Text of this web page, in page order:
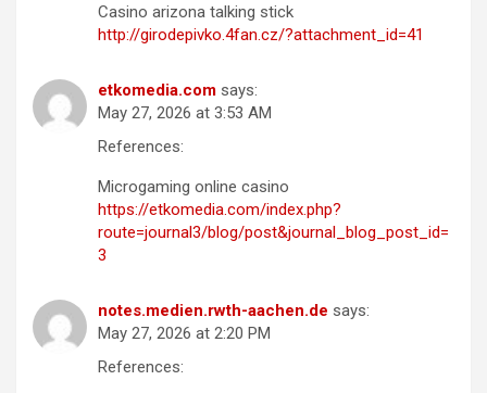
Casino arizona talking stick
http://girodepivko.4fan.cz/?attachment_id=41
etkomedia.com says:
May 27, 2026 at 3:53 AM
References:
Microgaming online casino
https://etkomedia.com/index.php?
route=journal3/blog/post&journal_blog_post_id=
3
notes.medien.rwth-aachen.de says:
May 27, 2026 at 2:20 PM
References: